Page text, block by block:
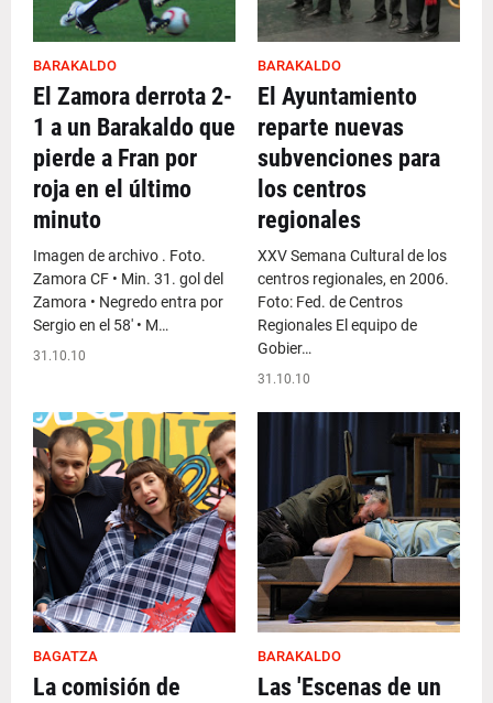
BARAKALDO
El Zamora derrota 2-
1 a un Barakaldo que
pierde a Fran por
roja en el último
minuto
Imagen de archivo . Foto.
Zamora CF • Min. 31. gol del
Zamora • Negredo entra por
Sergio en el 58' • M…
31.10.10
BARAKALDO
El Ayuntamiento
reparte nuevas
subvenciones para
los centros
regionales
XXV Semana Cultural de los
centros regionales, en 2006.
Foto: Fed. de Centros
Regionales El equipo de
Gobier…
31.10.10
BAGATZA
La comisión de
BARAKALDO
Las 'Escenas de un